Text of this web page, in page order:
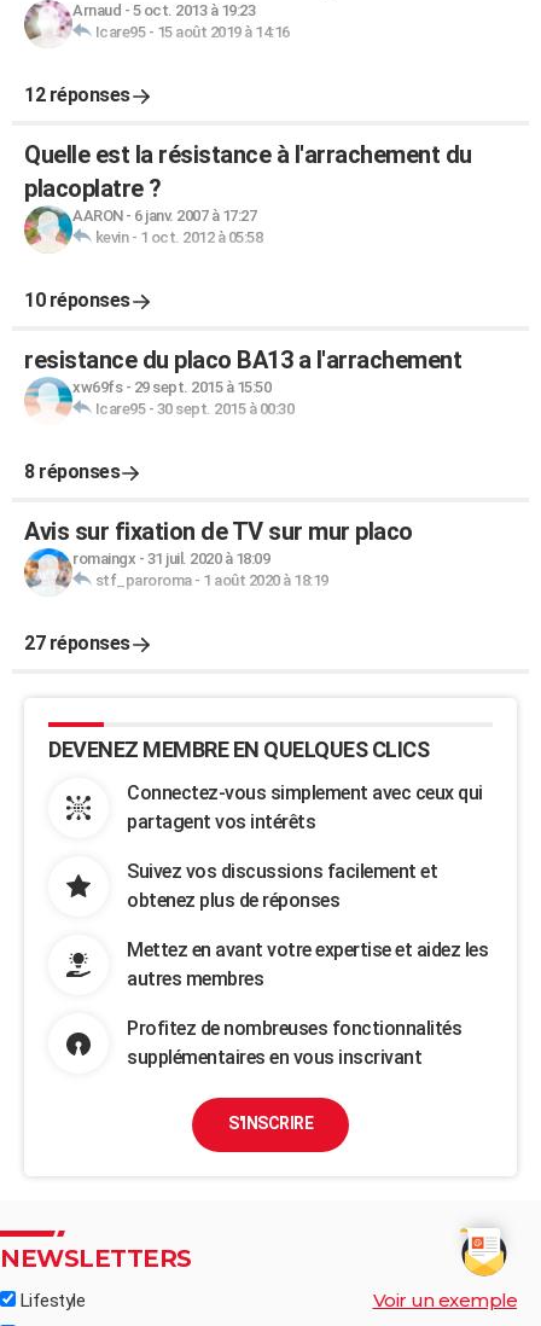
Arnaud - 5 oct. 2013 à 19:23
Icare95- 15 août 2019 à 14:16
12 réponses
Quelle est la résistance à l'arrachement du
placoplatre ?
AARON- 6 janv. 2007 à 17:27
kevin- 1 oct. 2012 à 05:58
10 réponses
resistance du placo BA13 a l'arrachement
xw69fs- 29 sept. 2015 à 15:50
Icare95- 30 sept. 2015 à 00:30
8 réponses
Avis sur fixation de TV sur mur placo
romaingx - 31 juil. 2020 à 18:09
stf_paroroma- 1 août 2020 à 18:19
27 réponses
DEVENEZ MEMBRE EN QUELQUES CLICS
Connectez-vous simplement avec ceux qui
partagent vos intérêts
Suivez vos discussions facilement et
obtenez plus de réponses
Mettez en avant votre expertise et aidez les
autres membres
Profitez de nombreuses fonctionnalités
supplémentaires en vous inscrivant
S'INSCRIRE
NEWSLETTERS
Lifestyle Voir un exemple